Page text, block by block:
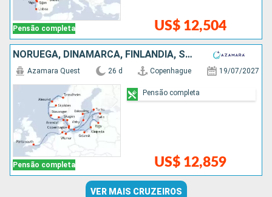
Pensão completa US$ 12,504
NORUEGA, DINAMARCA, FINLÃNDIA, SUÃCIA, ESTÃNIA, LETÔNIA, POLÓNIA, ALEMANHA
Pensão completa
Azamara Quest 26 d Copenhague 19/07/2027
US$ 12,859
Pensão completa
VER MAIS CRUZEIROS